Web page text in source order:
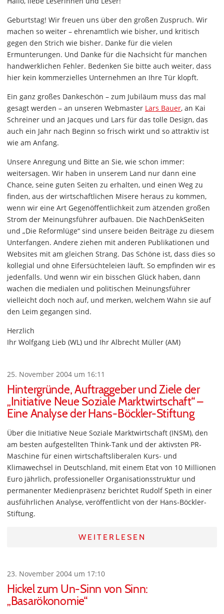
Geburtstag! Wir freuen uns über den großen Zuspruch. Wir
machen so weiter – ehrenamtlich wie bisher, und kritisch
gegen den Strich wie bisher. Danke für die vielen
Ermunterungen. Und Danke für die Nachsicht für manchen
handwerklichen Fehler. Bedenken Sie bitte auch weiter, dass
hier kein kommerzielles Unternehmen an Ihre Tür klopft.
Ein ganz großes Dankeschön – zum Jubiläum muss das mal
gesagt werden – an unseren Webmaster Lars Bauer, an Kai
Schreiner und an Jacques und Lars für das tolle Design, das
auch ein Jahr nach Beginn so frisch wirkt und so attraktiv ist
wie am Anfang.
Unsere Anregung und Bitte an Sie, wie schon immer:
weitersagen. Wir haben in unserem Land nur dann eine
Chance, seine guten Seiten zu erhalten, und einen Weg zu
finden, aus der wirtschaftlichen Misere heraus zu kommen,
wenn wir eine Art Gegenöffentlichkeit zum ätzenden großen
Strom der Meinungsführer aufbauen. Die NachDenkSeiten
und „Die Reformlüge“ sind unsere beiden Beiträge zu diesem
Unterfangen. Andere ziehen mit anderen Publikationen und
Websites mit am gleichen Strang. Das Schöne ist, dass dies so
kollegial und ohne Eifersüchteleien läuft. So empfinden wir es
jedenfalls. Und wenn wir ein bisschen Glück haben, dann
wachen die medialen und politischen Meinungsführer
vielleicht doch noch auf, und merken, welchem Wahn sie auf
den Leim gegangen sind.
Herzlich
Ihr Wolfgang Lieb (WL) und Ihr Albrecht Müller (AM)
25. November 2004 um 16:11
Hintergründe, Auftraggeber und Ziele der
„Initiative Neue Soziale Marktwirtschaft“ –
Eine Analyse der Hans-Böckler-Stiftung
Über die Initiative Neue Soziale Marktwirtschaft (INSM), den
am besten aufgestellten Think-Tank und der aktivsten PR-
Maschine für einen wirtschaftsliberalen Kurs- und
Klimawechsel in Deutschland, mit einem Etat von 10 Millionen
Euro jährlich, professioneller Organisationsstruktur und
permanenter Medienpräsenz berichtet Rudolf Speth in einer
ausführlichen Analyse, veröffentlicht von der Hans-Böckler-
Stiftung.
WEITERLESEN
23. November 2004 um 17:10
Hickel zum Un-Sinn von Sinn:
„Basarökonomie“